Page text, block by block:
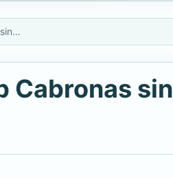
Bienvenida al club Cabronas sin Fronteras
Cabronas